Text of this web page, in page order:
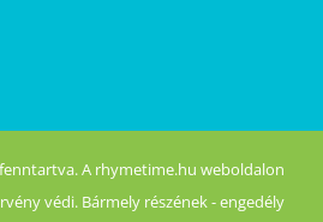
A rhymetime.hu weboldalon
védi. Bármely részének - engedély